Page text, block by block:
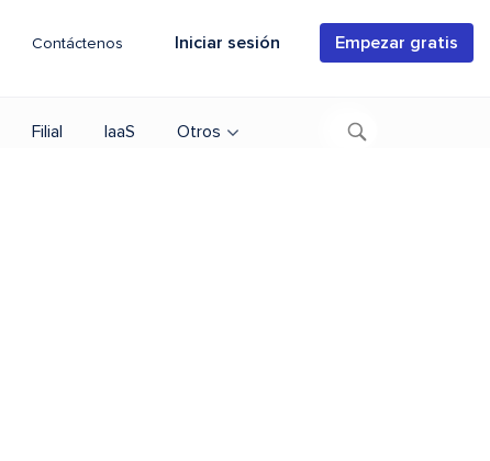
Contáctenos Iniciar sesión Empezar gratis
Filial IaaS Otros